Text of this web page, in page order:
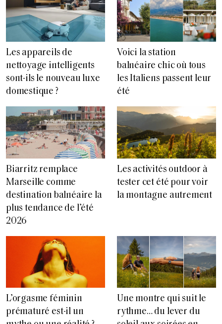
Les appareils de
nettoyage intelligents
sont-ils le nouveau luxe
domestique ?
Voici la station
balnéaire chic où tous
les Italiens passent leur
été
Biarritz remplace
Marseille comme
destination balnéaire la
plus tendance de l’été
2026
Les activités outdoor à
tester cet été pour voir
la montagne autrement
L’orgasme féminin
prématuré est-il un
Une montre qui suit le
rythme… du lever du